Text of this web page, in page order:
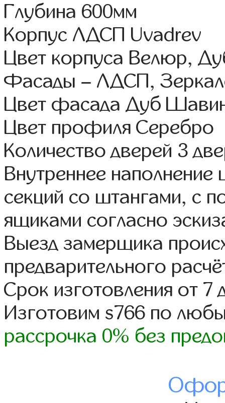
Глубина 600мм
Корпус ЛДСП Uvadrev
Цвет корпуса Велюр,
Фасады – ЛДСП,
Цвет фасада Дуб
Цвет профиля Серебро
Количество дверей 3
Внутреннее
секций со штангами, с
ящиками согласно
Выезд замерщика
предварительного
Срок изготовления от 7
Изготовим s766 по
рассрочка 0% без